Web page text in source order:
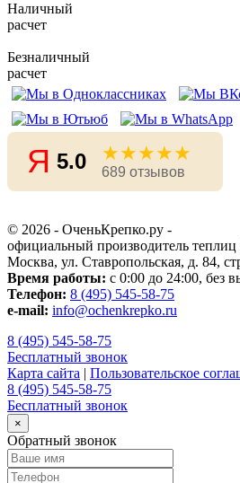
Наличный
расчет
Безналичный
расчет
Я 5.0 ★★★★★
689 отзывов
© 2026 - ОченьКрепко.ру -
официальный производитель теплиц
Москва, ул. Ставропольская, д. 84,
Время работы: с 0:00 до 24:00, без
Телефон: 8 (495) 545-58-75
e-mail: info@ochenkrepko.ru
8 (495) 545-58-75
Бесплатный звонок
Карта сайта | Пользовательское
8 (495) 545-58-75
Бесплатный звонок
×
Обратный звонок